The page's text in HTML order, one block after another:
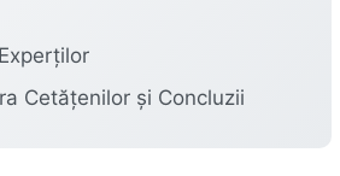
Cetățenilor și Concluzii